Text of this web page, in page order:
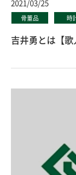
2021/03/25
骨董品 時
吉井勇とは【